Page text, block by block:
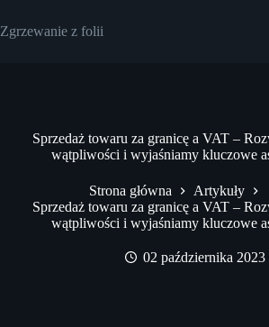
do
treści
Zgrzewanie z folii
Sprzedaż towaru za granicę a VAT –
wątpliwości i wyjaśniamy kluczowe
Strona główna
Artykuły
Sprzedaż towaru za granicę a VAT –
wątpliwości i wyjaśniamy kluczowe
02 października 2023